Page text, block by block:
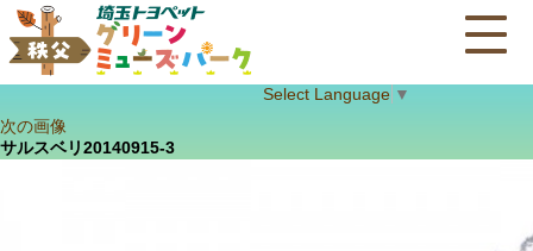
Select Language ▼
次の画像
サルスベリ20140915-3